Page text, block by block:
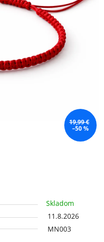
Skladom
11.8.2026
MN003
19,99 €
–50 %